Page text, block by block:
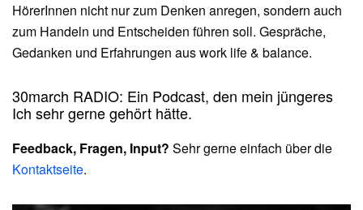
HörerInnen nicht nur zum Denken anregen, sondern auch
zum Handeln und Entscheiden führen soll. Gespräche,
Gedanken und Erfahrungen aus work life & balance.
30march RADIO: Ein Podcast, den mein jüngeres
Ich sehr gerne gehört hätte.
Feedback, Fragen, Input? Sehr gerne einfach über die
Kontaktseite.